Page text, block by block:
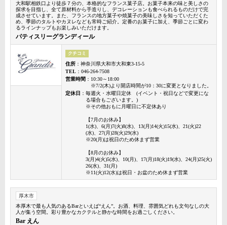
大和駅相鉄口より徒歩７分の、本格的なフランス菓子店。お菓子本来の味と美しさの
探求を目指し、全て原材料から手造りし、デコレーションも食べられるものだけで完
成させています。また、フランスの地方菓子や焼菓子の美味しさを知っていただくた
め、季節のタルトやカヌレなども常時ご紹介。定番のお菓子に加え、季節ごとに変わ
るラインナップもお楽しみいただけます。
パティスリーグランディール
クチコミ
住所 ：神奈川県大和市大和東3-15-5
TEL ：046-264-7508
営業時間 ：10:30～18:00
※7/2(木)より開店時間が10：30に変更となりました。
定休日 ：毎週火・水曜日定休 (イベント・祝日などで変更にな
る場合もございます。)
※その他おもに月曜日に不定休あり
【7月のお休み】
1(水)、6(月)7(火)8(水)、13(月)14(火)15(水)、21(火)22
(水)、27(月)28(火)29(水)
※20(月)は祝日のため休まず営業
【8月のお休み】
3(月)4(火)5(水)、10(月)、17(月)18(火)19(水)、24(月)25(火)
26(水)、31(月)
※11(火)12(水)は祝日・お盆のため休まず営業
厚木市
本厚木で最も人気のあるBarといえば“えん”。お酒、料理、雰囲気どれも文句なしの大
人が集う空間。彩り豊かなカクテルと静かな時間をお過ごしください。
Bar えん